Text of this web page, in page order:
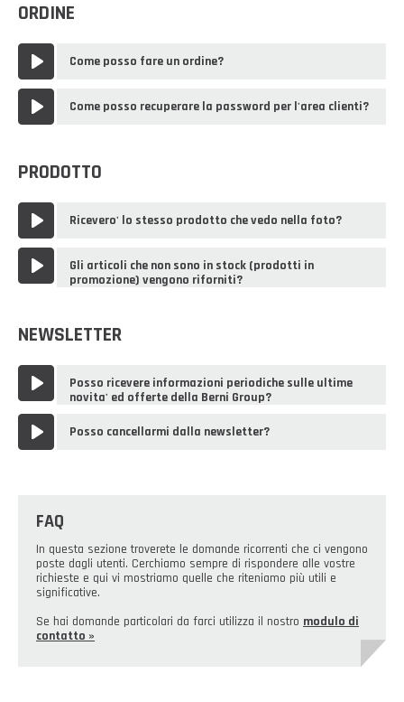
ORDINE
Come posso fare un ordine?
Come posso recuperare la password per l'area clienti?
PRODOTTO
Ricevero' lo stesso prodotto che vedo nella foto?
Gli articoli che non sono in stock (prodotti in
promozione) vengono riforniti?
NEWSLETTER
Posso ricevere informazioni periodiche sulle ultime
novita' ed offerte della Berni Group?
Posso cancellarmi dalla newsletter?
FAQ
In questa sezione troverete le domande ricorrenti che ci vengono
poste dagli utenti. Cerchiamo sempre di rispondere alle vostre
richieste e qui vi mostriamo quelle che riteniamo più utili e
significative.
Se hai domande particolari da farci utilizza il nostro modulo di
contatto »